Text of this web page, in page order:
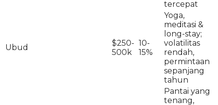
tercepat
Ubud
$250-
500k
10-
15%
Yoga,
meditasi &
long-stay;
volatilitas
rendah,
permintaan
sepanjang
tahun
Pantai yang
tenang,